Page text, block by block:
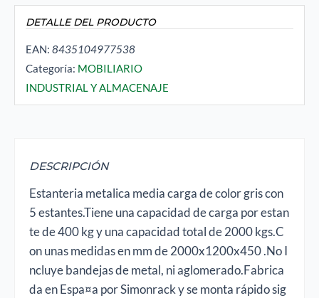
DETALLE DEL PRODUCTO
EAN: 8435104977538
Categoría: MOBILIARIO
INDUSTRIAL Y ALMACENAJE
DESCRIPCIÓN
Estanteria metalica media carga de color gris con
5 estantes.Tiene una capacidad de carga por estan
te de 400 kg y una capacidad total de 2000 kgs.C
on unas medidas en mm de 2000x1200x450 .No I
ncluye bandejas de metal, ni aglomerado.Fabrica
da en Espa¤a por Simonrack y se monta rápido sig